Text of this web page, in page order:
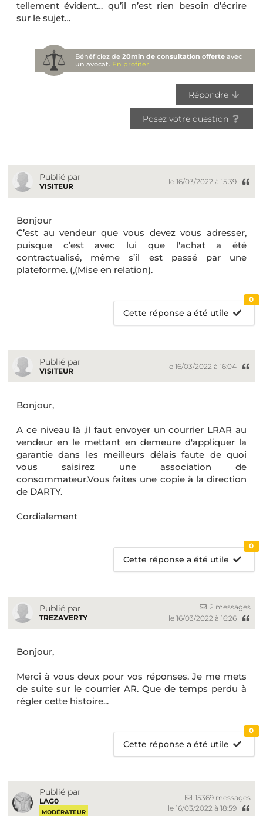
tellement évident… qu’il n’est rien besoin d’écrire
sur le sujet…
Bénéficiez de20min de consultation offerte avec
un avocat. En profiter
Répondre
Posez votre question
Publié par
VISITEUR
le 16/03/2022 à 15:39
Bonjour
C’est au vendeur que vous devez vous adresser,
puisque c’est avec lui que l'achat a été
contractualisé, même s’il est passé par une
plateforme. (,(Mise en relation).
Cette réponse a été utile
0
Publié par
VISITEUR
le 16/03/2022 à 16:04
Bonjour,
A ce niveau là ,il faut envoyer un courrier LRAR au
vendeur en le mettant en demeure d'appliquer la
garantie dans les meilleurs délais faute de quoi
vous saisirez une association de
consommateur.Vous faites une copie à la direction
de DARTY.
Cordialement
Cette réponse a été utile
0
Publié par
TREZAVERTY
2 messages
le 16/03/2022 à 16:26
Bonjour,
Merci à vous deux pour vos réponses. Je me mets
de suite sur le courrier AR. Que de temps perdu à
régler cette histoire...
Cette réponse a été utile
0
Publié par
LAG0
MODÉRATEUR
15369 messages
le 16/03/2022 à 18:59